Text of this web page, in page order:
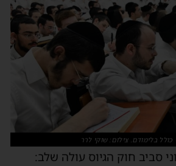
בלימודם. צילום: שוקי לרר
חוק הגיוס עולה שלב: